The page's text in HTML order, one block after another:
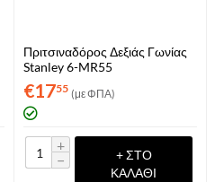
Πριτσιναδόρος Δεξιάς Γωνίας
Stanley 6-MR55
€1755 (με ΦΠΑ)
+
−
+ ΣΤΟ
ΚΑΛΆΘΙ